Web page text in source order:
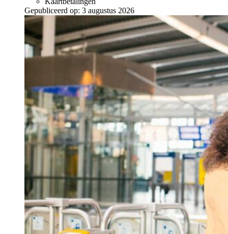
Gepubliceerd op: 3 augustus 2026